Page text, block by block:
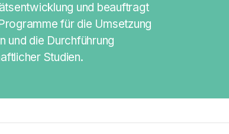
und beauftragt
für die Umsetzung
und die Durchführung
Studien.